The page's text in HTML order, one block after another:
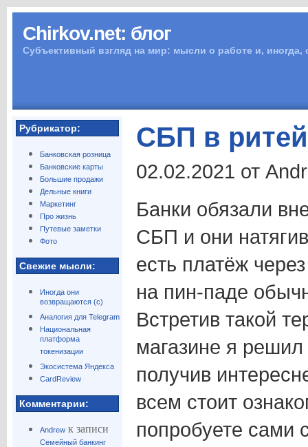
Chirkov.net: блог
Субъективный взгляд на мир: мысли о работе и,
Рубрикатор:
Банковская розница
Банковские карты
Большие продажи
Дельные книги
Маркетинг
Про жизнь
Путевые заметки
Фото
Свежие мысли:
Иногда они
возвращаются (с)
Аналогия для Telegram
Национальная
платформа
токенизации
Экосистема Яндекса
CardReview
Комментарии:
Andrewк записи
Семейный банкинг
СБП в
02.02.2021 от
Банки обязали
СБП и они
есть платёж
на пин-паде
Встретив такой
магазине я решил
получив
всем стоит
попробуете сами